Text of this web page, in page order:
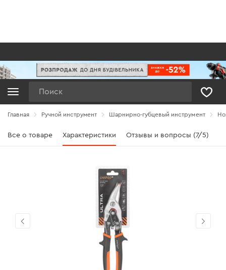
Главная Ручной инструмент Шарнирно-губцевый инструмент
Все о товаре Характеристики Отзывы и вопросы (7/5)